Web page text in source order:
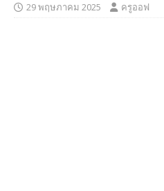
29 พฤษภาคม 2025 ครูออฟ